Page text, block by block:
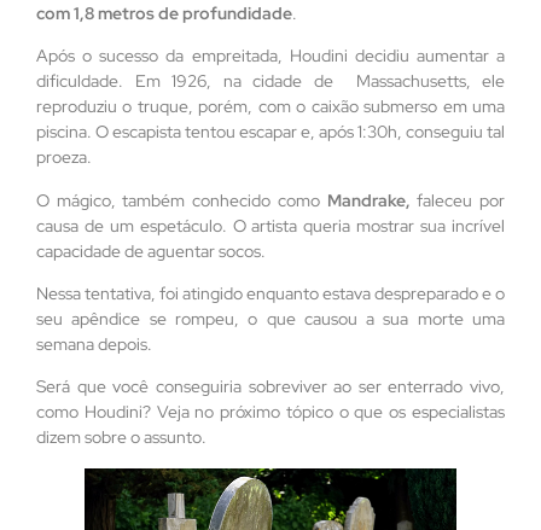
com 1,8 metros de profundidade.
Após o sucesso da empreitada, Houdini decidiu aumentar a
dificuldade. Em 1926, na cidade de Massachusetts, ele
reproduziu o truque, porém, com o caixão submerso em uma
piscina. O escapista tentou escapar e, após 1:30h, conseguiu tal
proeza.
O mágico, também conhecido como Mandrake,faleceu por
causa de um espetáculo. O artista queria mostrar sua incrível
capacidade de aguentar socos.
Nessa tentativa, foi atingido enquanto estava despreparado e o
seu apêndice se rompeu, o que causou a sua morte uma
semana depois.
Será que você conseguiria sobreviver ao ser enterrado vivo,
como Houdini? Veja no próximo tópico o que os especialistas
dizem sobre o assunto.